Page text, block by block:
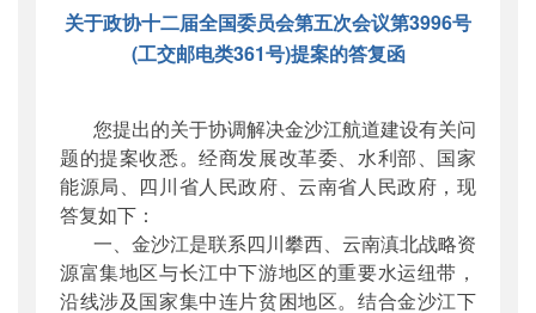
关于政协十二届全国委员会第五次会议第3996号
(工交邮电类361号)提案的答复函
您提出的关于协调解决金沙江航道建设有关问
题的提案收悉。经商发展改革委、水利部、国家
能源局、四川省人民政府、云南省人民政府，现
答复如下：
一、金沙江是联系四川攀西、云南滇北战略资
源富集地区与长江中下游地区的重要水运纽带，
沿线涉及国家集中连片贫困地区。 结合金沙江下